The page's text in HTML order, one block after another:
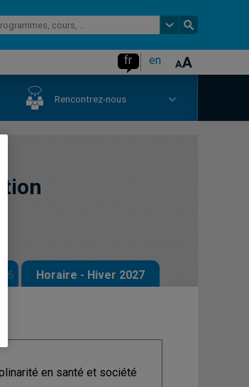
fr en
Rencontrez-nous
Horaire - Hiver 2027
en santé et société